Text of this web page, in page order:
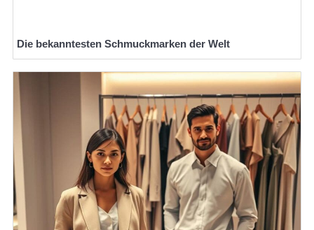
Die bekanntesten Schmuckmarken der Welt